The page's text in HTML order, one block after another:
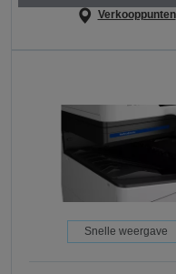
Verkooppunten
Snelle weergave